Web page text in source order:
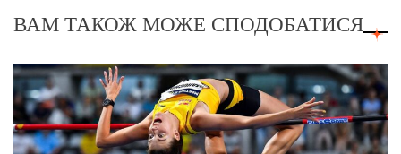
ВАМ ТАКОЖ МОЖЕ СПОДОБАТИСЯ